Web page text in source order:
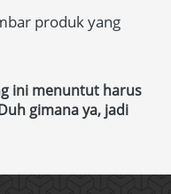
produk yang
ini menuntut harus
gimana ya, jadi